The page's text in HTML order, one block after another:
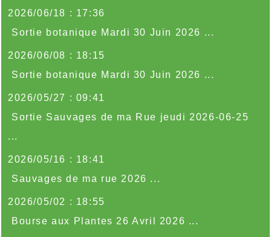
2026/06/18 : 17:36
Sortie botanique Mardi 30 Juin 2026 ...
2026/06/08 : 18:15
Sortie botanique Mardi 30 Juin 2026 ...
2026/05/27 : 09:41
Sortie Sauvages de ma Rue jeudi 2026-06-25
...
2026/05/16 : 18:41
Sauvages de ma rue 2026 ...
2026/05/02 : 18:55
Bourse aux Plantes 26 Avril 2026 ...